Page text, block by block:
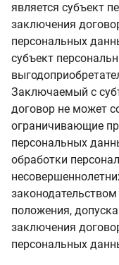
является субъект
заключения
персональных
субъект
Заключаемый с
договор не может
ограничивающие
персональных
обработки
положения,
заключения
персональных